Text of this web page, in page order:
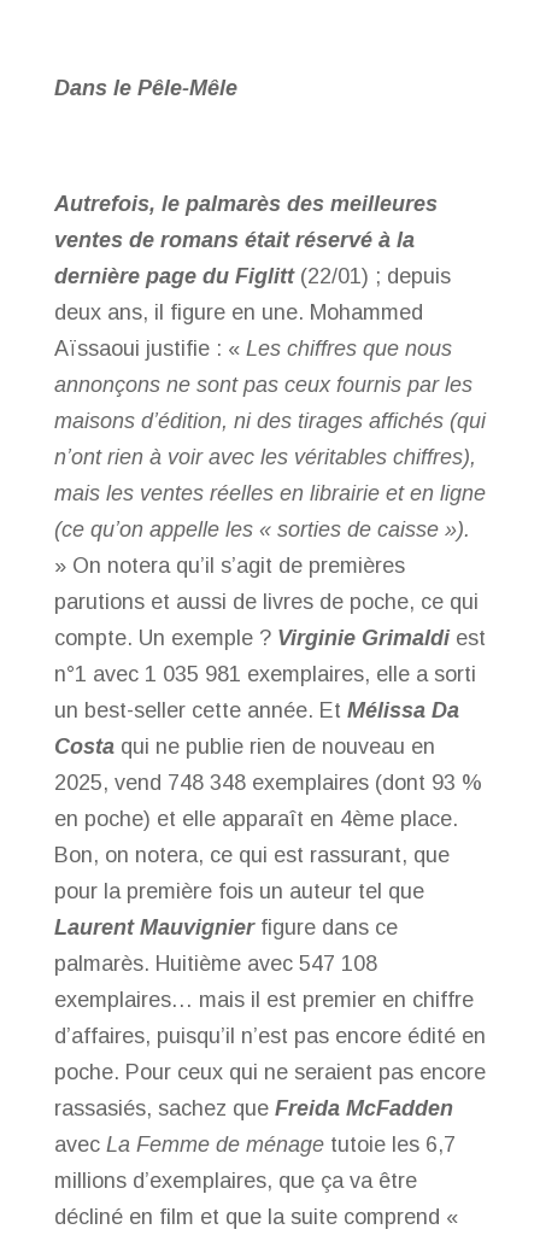
Dans le Pêle-Mêle
Autrefois, le palmarès des meilleures
ventes de romans était réservé à la
dernière page du Figlitt(22/01) ; depuis
deux ans, il figure en une. Mohammed
Aïssaoui justifie : « Les chiffres que nous
annonçons ne sont pas ceux fournis par les
maisons d’édition, ni des tirages affichés (qui
n’ont rien à voir avec les véritables chiffres),
mais les ventes réelles en librairie et en ligne
(ce qu’on appelle les « sorties de caisse »).
» On notera qu’il s’agit de premières
parutions et aussi de livres de poche, ce qui
compte. Un exemple ? Virginie Grimaldi est
n°1 avec 1 035 981 exemplaires, elle a sorti
un best-seller cette année. Et Mélissa Da
Costaqui ne publie rien de nouveau en
2025, vend 748 348 exemplaires (dont 93 %
en poche) et elle apparaît en 4èmeplace.
Bon, on notera, ce qui est rassurant, que
pour la première fois un auteur tel que
Laurent Mauvignierfigure dans ce
palmarès. Huitième avec 547 108
exemplaires… mais il est premier en chiffre
d’affaires, puisqu’il n’est pas encore édité en
poche. Pour ceux qui ne seraient pas encore
rassasiés, sachez que Freida McFadden
avec La Femme de ménagetutoie les 6,7
millions d’exemplaires, que ça va être
décliné en film et que la suite comprend «